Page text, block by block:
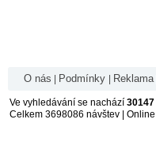
O nás Podmínky Reklama|
Ve vyhledávání se nachází
Celkem 3698086 návštev | Online